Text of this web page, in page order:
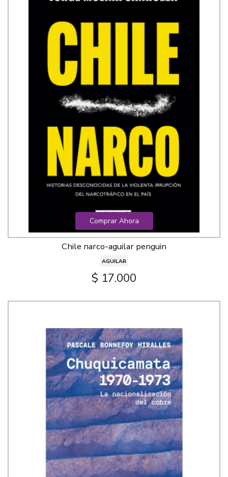
Comprar Ahora
Chile narco-aguilar penguin
AGUILAR
$ 17.000